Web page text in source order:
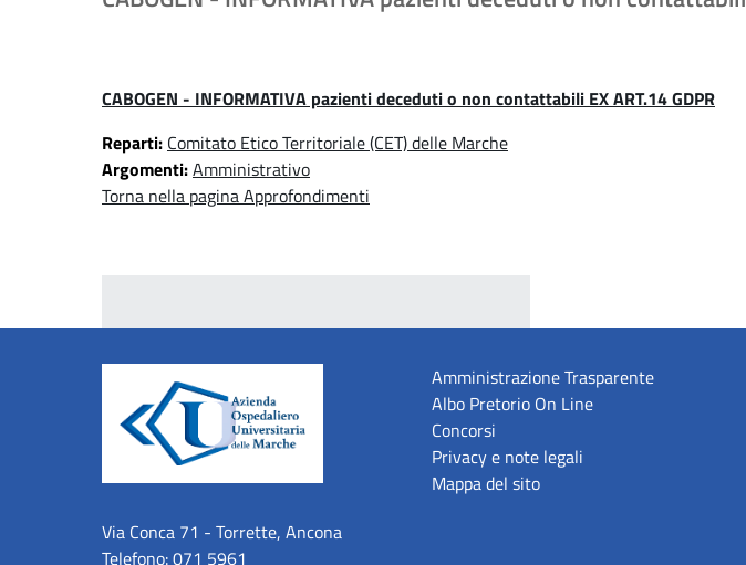
CABOGEN - INFORMATIVA pazienti deceduti o non contattabili EX ART.14 GDPR
Reparti: Comitato Etico Territoriale (CET) delle Marche
Argomenti:Amministrativo
Torna nella pagina Approfondimenti
Via Conca 71 - Torrette, Ancona
Telefono:071 5961
Amministrazione Trasparente
Albo Pretorio On Line
Concorsi
Privacy e note legali
Mappa del sito